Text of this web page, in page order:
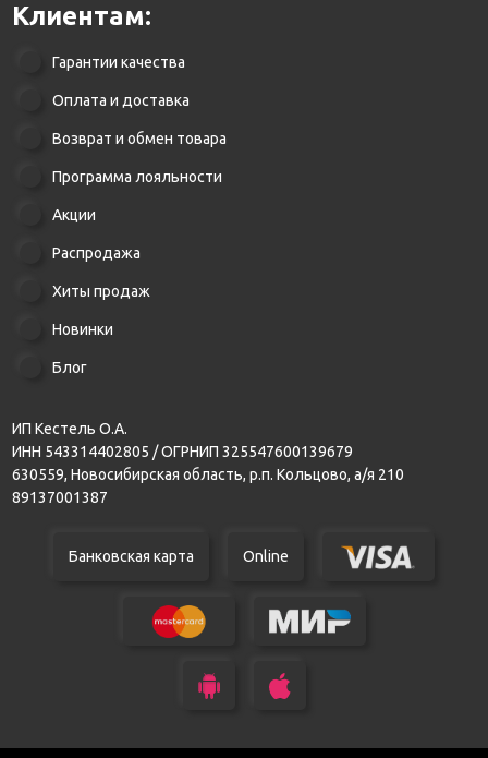
Клиентам:
Гарантии качества
Оплата и доставка
Возврат и обмен товара
Программа лояльности
Акции
Распродажа
Хиты продаж
Новинки
Блог
ИП Кестель О.А.
ИНН 543314402805 / ОГРНИП 325547600139679
630559, Новосибирская область, р.п. Кольцово, а/я 210
89137001387
Банковская карта Online